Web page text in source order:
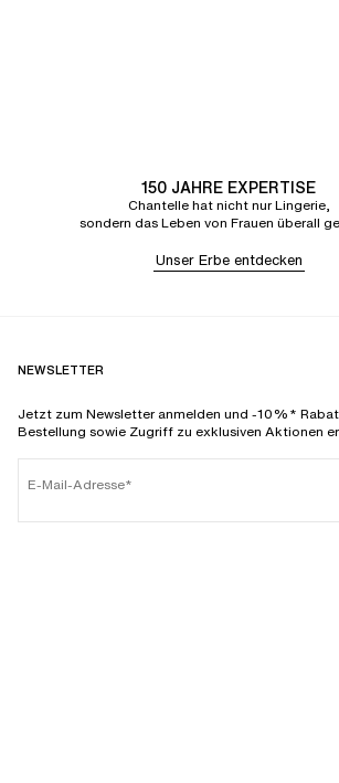
150 JAHRE EXPERTISE
Chantelle hat nicht nur Lingerie,
sondern das Leben von Frauen überall
Unser Erbe entdecken
NEWSLETTER
Jetzt zum Newsletter anmelden und -10%*
Bestellung sowie Zugriff zu exklusiven Aktionen
E-Mail-Adresse